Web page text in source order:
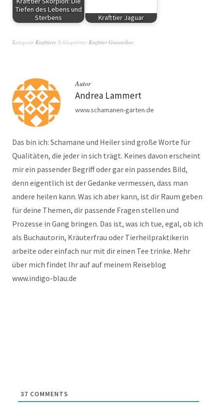
Tiefen des Lebens und
Sterbens
Krafttier Jaguar
Kategorie Krafttiere SchlagwörterKrafttier Graureiher
Autor
Andrea Lammert
www.schamanen-garten.de
Das bin ich: Schamane und Heiler sind große Worte für
Qualitäten, die jeder in sich trägt. Keines davon erscheint
mir ein passender Begriff oder gar ein passendes Bild,
denn eigentlich ist der Gedanke vermessen, dass man
andere heilen kann. Was ich aber kann, ist dir Raum geben
für deine Themen, dir passende Fragen stellen und
Prozesse in Gang bringen. Das ist, was ich tue, egal, ob ich
als Buchautorin, Kräuterfrau oder Tierheilpraktikerin
arbeite oder einfach nur mit dir einen Tee trinke. Mehr
über mich findet Ihr auf auf meinem Reiseblog
www.indigo-blau.de
37 COMMENTS